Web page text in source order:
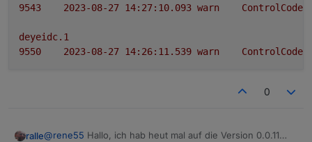
warn ControlCode
deyeidc.1
warn ControlCode
0
ralle@rene55 Hallo, ich hab heut mal auf die Version 0.0.11